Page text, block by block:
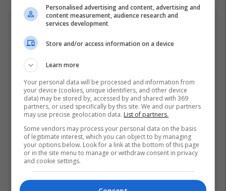
kontroll të madh
26/07/2026
Vetëm dy raunde dhe
miliona euro në xhep,
zbulohet sa fituan Joshua
e Prenga
26/07/2026
Kuvendin e
Personalised advertising and content, advertising and
content measurement, audience research and
services development
Store and/or access information on a device
Learn more
Your personal data will be processed and information from
your device (cookies, unique identifiers, and other device
data) may be stored by, accessed by and shared with 369
partners, or used specifically by this site. We and our partners
may use precise geolocation data. List of partners.
Some vendors may process your personal data on the basis
of legitimate interest, which you can object to by managing
your options below. Look for a link at the bottom of this page
or in the site menu to manage or withdraw consent in privacy
and cookie settings.